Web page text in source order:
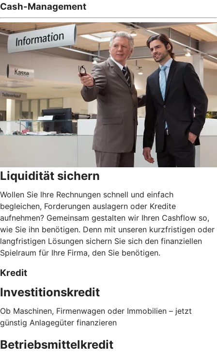
Cash-Management
Liquidität sichern
Wollen Sie Ihre Rechnungen schnell und einfach
begleichen, Forderungen auslagern oder Kredite
aufnehmen? Gemeinsam gestalten wir Ihren Cashflow so,
wie Sie ihn benötigen. Denn mit unseren kurzfristigen oder
langfristigen Lösungen sichern Sie sich den finanziellen
Spielraum für Ihre Firma, den Sie benötigen.
Kredit
Investitionskredit
Ob Maschinen, Firmenwagen oder Immobilien – jetzt
günstig Anlagegüter finanzieren
Betriebsmittelkredit